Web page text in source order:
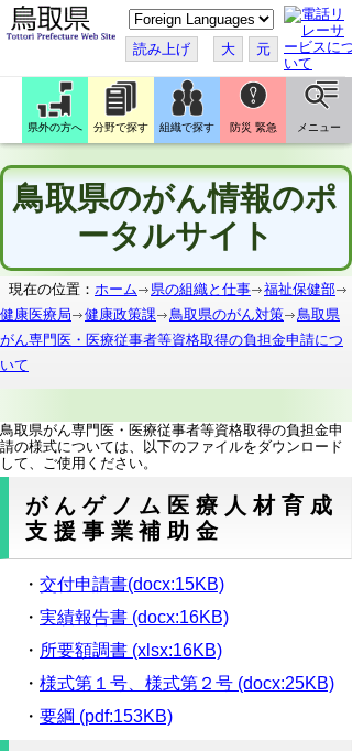
こ
の
ペ
ー
ジ
翻
訳
す
る
読み上げ 大 元
県外の方へ 分野で探す 組織で探す 防災 緊急 メニュー
鳥取県のがん情報のポ
ータルサイト
現在の位置： ホーム 県の組織と仕事
福祉保健部
健康医療局
健康政策課 鳥取県のがん対策
鳥取県
がん専門医・医療従事者等資格取得の負担金申請につ
いて
鳥取県がん専門医・医療従事者等資格取得の負担金申
請の様式については、以下のファイルをダウンロード
して、ご使用ください。
がんゲノム医療人材育成
支援事業補助金
・ 交付申請書(docx:15KB)
・ 実績報告書 (docx:16KB)
・ 所要額調書 (xlsx:16KB)
・ 様式第１号、様式第２号 (docx:25KB)
・ 要綱 (pdf:153KB)